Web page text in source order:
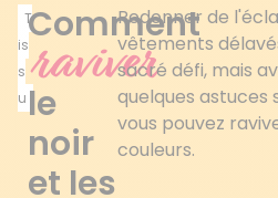
T
is
s
u
Comment
raviver
le
noir
et les
Redonner de
vêtements
sacré défi, mais
quelques astuces
vous pouvez
couleurs.